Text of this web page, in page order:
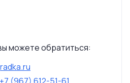
можете обратиться: